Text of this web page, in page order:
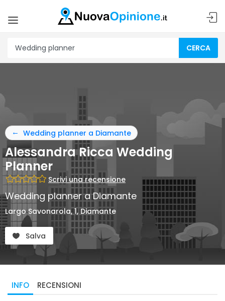
CERCA
Wedding planner a Diamante
Alessandra Ricca Wedding
Planner
Scrivi una recensione
Wedding planner a Diamante
Largo Savonarola, 1, Diamante
Salva
INFO RECENSIONI